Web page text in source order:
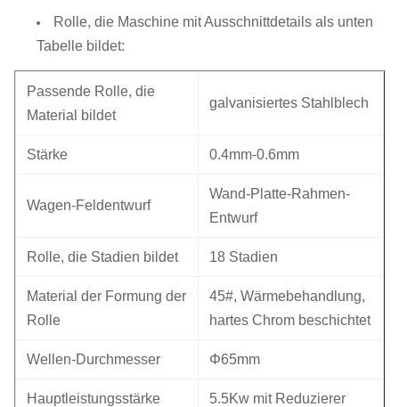
Rolle, die Maschine mit Ausschnittdetails als unten
Tabelle bildet:
Passende Rolle, die
Material bildet
galvanisiertes Stahlblech
Stärke 0.4mm-0.6mm
Wagen-Feldentwurf
Wand-Platte-Rahmen-
Entwurf
Rolle, die Stadien bildet 18 Stadien
Material der Formung der
Rolle
45#, Wärmebehandlung,
hartes Chrom beschichtet
Wellen-Durchmesser Φ65mm
Hauptleistungsstärke 5.5Kw mit Reduzierer